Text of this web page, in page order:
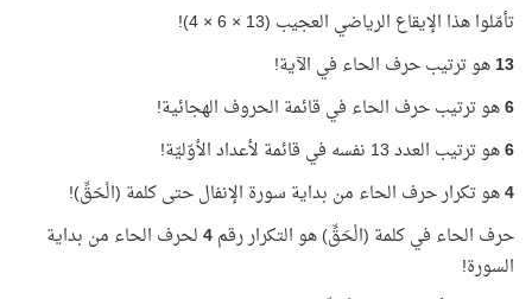
تأمّلوا هذا الإيقاع الرياضي العجيب (13 × 6 × 4)!
13هو ترتيب حرف الحاء في الآية!
6هو ترتيب حرف الحاء في قائمة الحروف الهجائية!
6هو ترتيب العدد 13 نفسه في قائمة لأعداد الأوّليّة!
4هو تكرار حرف الحاء من بداية سورة الإنفال حتى كلمة (الْحَقِّ)!
حرف الحاء في كلمة (الْحَقِّ) هو التكرار رقم4لحرف الحاء من بداية
السورة!